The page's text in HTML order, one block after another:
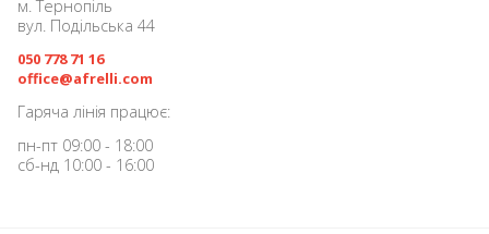
м. Тернопіль
вул. Подільська 44
050 778 71 16
office@afrelli.com
Гаряча лінія працює:
пн-пт 09:00 - 18:00
сб-нд 10:00 - 16:00